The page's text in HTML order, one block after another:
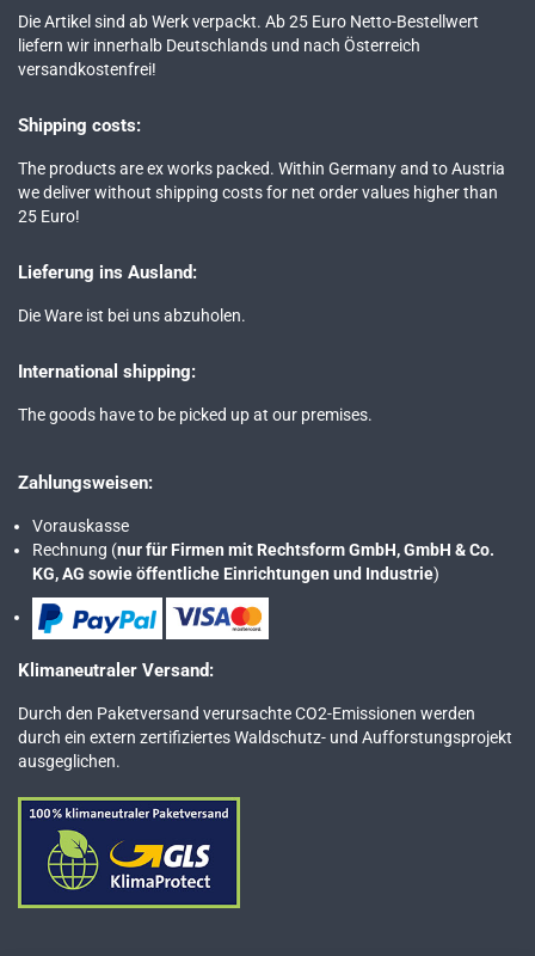
Die Artikel sind ab Werk verpackt. Ab 25 Euro Netto-Bestellwert
liefern wir innerhalb Deutschlands und nach Österreich
versandkostenfrei!
Shipping costs:
The products are ex works packed. Within Germany and to Austria
we deliver without shipping costs for net order values higher than
25 Euro!
Lieferung ins Ausland:
Die Ware ist bei uns abzuholen.
International shipping:
The goods have to be picked up at our premises.
Zahlungsweisen:
Vorauskasse
Rechnung (nur für Firmen mit Rechtsform GmbH, GmbH & Co.
KG, AG sowie öffentliche Einrichtungen und Industrie)
Klimaneutraler Versand:
Durch den Paketversand verursachte CO2-Emissionen werden
durch ein extern zertifiziertes Waldschutz- und Aufforstungsprojekt
ausgeglichen.